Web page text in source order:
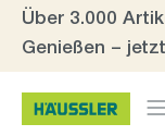
Zum Hauptinhalt
Über 3.000
Genießen –